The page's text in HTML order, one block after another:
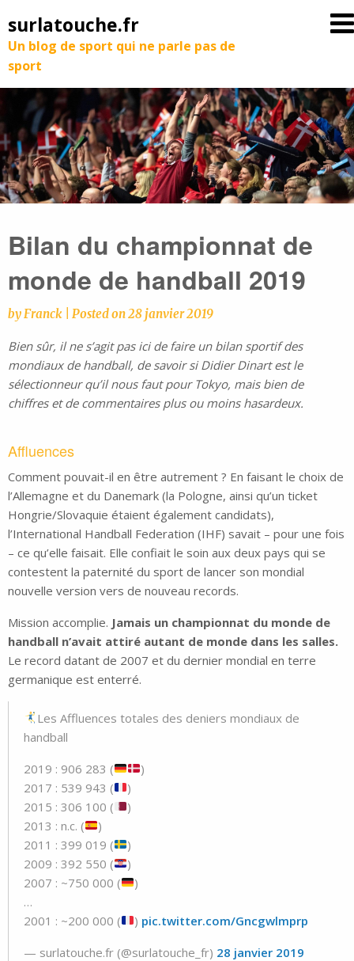
surlatouche.fr
Un blog de sport qui ne parle pas de
sport
Bilan du championnat de
monde de handball 2019
byFranck Posted on28 janvier 2019
Bien sûr, il ne s’agit pas ici de faire un bilan sportif des
mondiaux de handball, de savoir si Didier Dinart est le
sélectionneur qu’il nous faut pour Tokyo, mais bien de
chiffres et de commentaires plus ou moins hasardeux.
Affluences
Comment pouvait-il en être autrement ? En faisant le choix de
l’Allemagne et du Danemark (la Pologne, ainsi qu’un ticket
Hongrie/Slovaquie étaient également candidats),
l’International Handball Federation (IHF) savait – pour une fois
– ce qu’elle faisait. Elle confiait le soin aux deux pays qui se
contestent la paternité du sport de lancer son mondial
nouvelle version vers de nouveau records.
Mission accomplie. Jamais un championnat du monde de
handball n’avait attiré autant de monde dans les salles.
Le record datant de 2007 et du dernier mondial en terre
germanique est enterré.
Les Affluences totales des deniers mondiaux de
handball
2019 : 906 283 (
)
2017 : 539 943 (
)
2015 : 306 100 (
)
2013 : n.c. (
)
2011 : 399 019 (
)
2009 : 392 550 (
)
2007 : ~750 000 (
)
…
2001 : ~200 000 (
) pic.twitter.com/Gncgwlmprp
— surlatouche.fr (@surlatouche_fr) 28 janvier 2019